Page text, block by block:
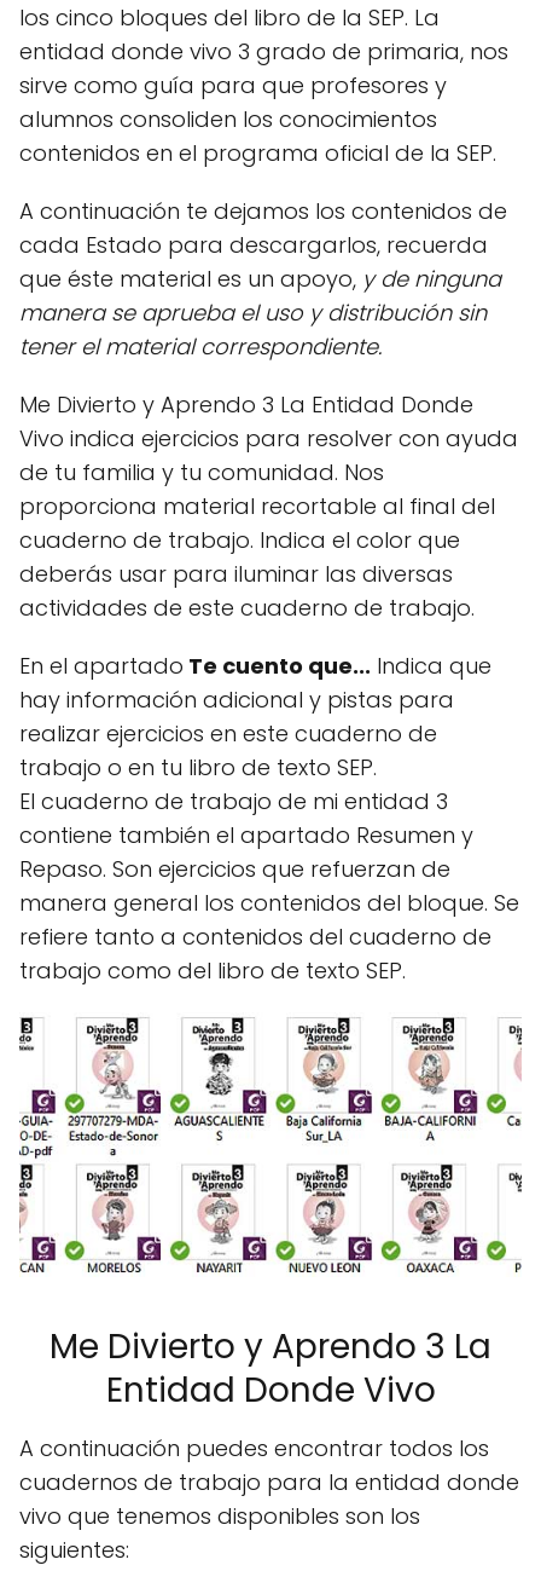
los cinco bloques del libro de la SEP. La
entidad donde vivo 3 grado de primaria, nos
sirve como guía para que profesores y
alumnos consoliden los conocimientos
contenidos en el programa oficial de la SEP.
A continuación te dejamos los contenidos de
cada Estado para descargarlos, recuerda
que éste material es un apoyo, y de ninguna
manera se aprueba el uso y distribución sin
tener el material correspondiente.
Me Divierto y Aprendo 3 La Entidad Donde
Vivo indica ejercicios para resolver con ayuda
de tu familia y tu comunidad. Nos
proporciona material recortable al final del
cuaderno de trabajo. Indica el color que
deberás usar para iluminar las diversas
actividades de este cuaderno de trabajo.
En el apartado Te cuento que... Indica que
hay información adicional y pistas para
realizar ejercicios en este cuaderno de
trabajo o en tu libro de texto SEP.
El cuaderno de trabajo de mi entidad 3
contiene también el apartado Resumen y
Repaso. Son ejercicios que refuerzan de
manera general los contenidos del bloque. Se
refiere tanto a contenidos del cuaderno de
trabajo como del libro de texto SEP.
Me Divierto y Aprendo 3 La
Entidad Donde Vivo
A continuación puedes encontrar todos los
cuadernos de trabajo para la entidad donde
vivo que tenemos disponibles son los
siguientes: